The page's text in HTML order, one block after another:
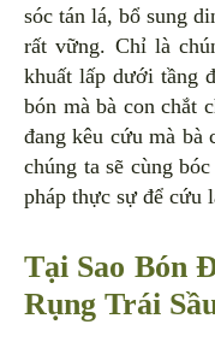
sóc tán lá, bổ sung
rất vững. Chỉ là
khuất lấp dưới tầng
bón mà bà con chắt
đang kêu cứu mà bà
chúng ta sẽ cùng
pháp thực sự để cứu
Tại Sao Bón
Rụng Trái